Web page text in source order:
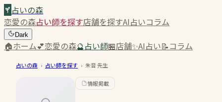
占いの森
恋愛の森占い師を探す店舗を探すAI占いコラム
Dark
🏠ホーム💕恋愛の森🔮占い師🏪店舗✨AI占い📝コラム
占いの森 › 占い師を探す › 朱音先生
情報掲載